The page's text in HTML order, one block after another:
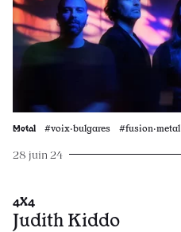
Metal #voix·bulgares #fusion·metal
28 juin 24
4X4
Judith Kiddo